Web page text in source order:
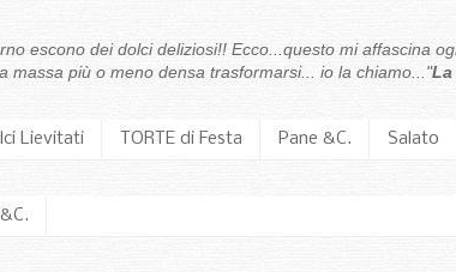
escono dei dolci deliziosi!! Ecco...questo mi affascina
massa più o meno densa trasformarsi... io la chiamo..."La
Lievitati TORTE di Festa Pane &C. Salato